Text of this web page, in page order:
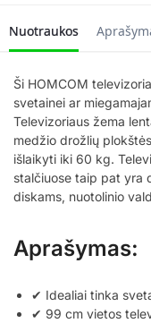
Nuotraukos
Ši HOMCOM
svetainei ar
Televizoriaus žema
medžio drožlių
išlaikyti iki 60 kg.
stalčiuose taip pat yra
diskams, nuotolinio
Aprašymas:
✔ Idealiai tinka
✔ 99 cm vietos